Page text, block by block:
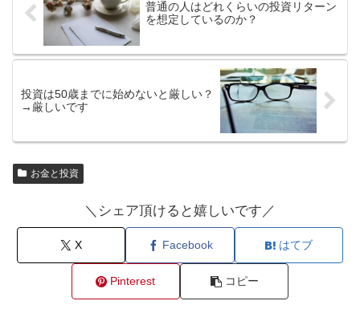
普通の人はどれくらいの投資リターン
を想定しているのか？
投資は50歳までに始めないと厳しい？
→厳しいです
お金と投資
＼シェア頂けると嬉しいです／
X Facebook はてブ
Pinterest コピー